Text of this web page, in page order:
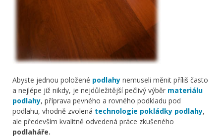
Abyste jednou položené podlahy nemuseli měnit příliš často
a nejlépe již nikdy, je nejdůležitější pečlivý výběr materiálu
podlahy, příprava pevného a rovného podkladu pod
podlahu, vhodně zvolená technologie pokládky podlahy,
ale především kvalitně odvedená práce zkušeného
podlaháře.